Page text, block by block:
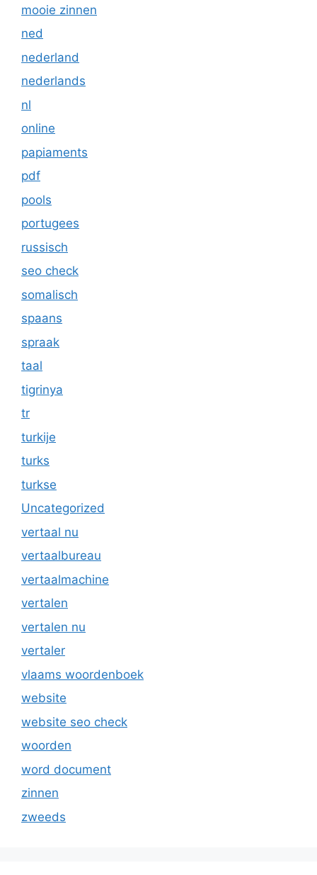
mooie zinnen
ned
nederland
nederlands
nl
online
papiaments
pdf
pools
portugees
russisch
seo check
somalisch
spaans
spraak
taal
tigrinya
tr
turkije
turks
turkse
Uncategorized
vertaal nu
vertaalbureau
vertaalmachine
vertalen
vertalen nu
vertaler
vlaams woordenboek
website
website seo check
woorden
word document
zinnen
zweeds